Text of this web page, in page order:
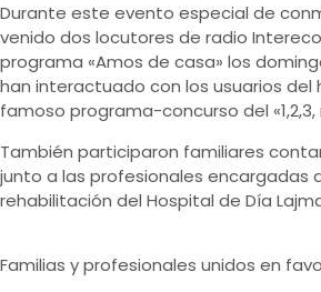
Durante este evento especial de
venido dos locutores de radio
programa «Amos de casa» los
han interactuado con los usuarios del
famoso programa-concurso del
También participaron familiares
junto a las profesionales encargadas
rehabilitación del Hospital de Día
Familias y profesionales unidos en